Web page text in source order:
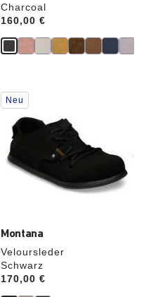
Charcoal
Price:
160,00 €
Montana
Veloursleder
Schwarz
Price:
170,00 €
Durch
Anklicken
Farben
werden
die
Produktbilder
aktualisiert.
Neu